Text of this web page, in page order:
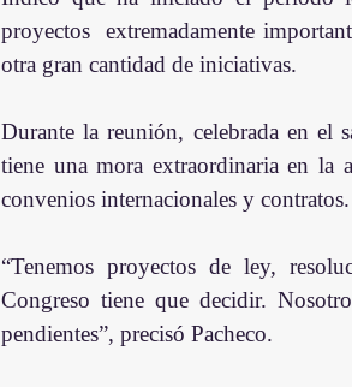
proyectos  extremadamente
otra gran cantidad de iniciativas.
Durante la reunión, celebrada en el
tiene una mora extraordinaria en la
convenios internacionales y contratos.
“Tenemos proyectos de ley,
Congreso tiene que decidir.
pendientes”, precisó Pacheco.